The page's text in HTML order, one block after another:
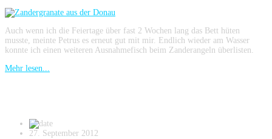
Auch wenn ich die Feiertage über fast 2 Wochen lang das Bett hüten
musste, meinte Petrus es erneut gut mit mir. Endlich wieder am Wasser
konnte ich einen weiteren Ausnahmefisch beim Zanderangeln überlisten.
Mehr lesen...
27. September 2012